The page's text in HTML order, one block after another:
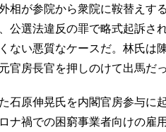
相が参院から衆院に鞍替えす
公選法違反の罪で略式起訴さ
ない悪質なケースだ。林氏は
官房長官を押しのけて出馬
石原伸晃氏を内閣官房参与に
ナ禍での困窮事業者向けの雇